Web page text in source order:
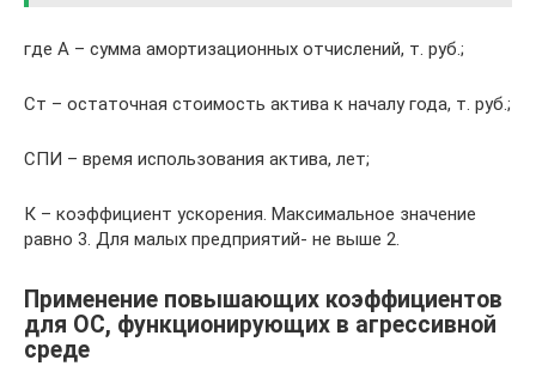
где А – сумма амортизационных отчислений, т. руб.;
Ст – остаточная стоимость актива к началу года, т. руб.;
СПИ – время использования актива, лет;
К – коэффициент ускорения. Максимальное значение
равно 3. Для малых предприятий- не выше 2.
Применение повышающих коэффициентов
для ОС, функционирующих в агрессивной
среде